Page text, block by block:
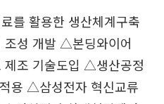
를 활용한 생산체계구축
성 개발 △본딩와이어
조 기술도입 △생산공정
용 △삼성전자 혁신교류